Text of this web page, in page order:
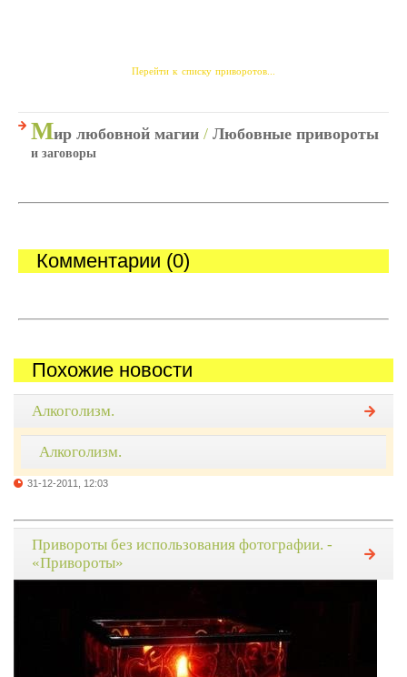
Перейти к списку приворотов...
Мир любовной магии / Любовные привороты
и заговоры
Комментарии (0)
Похожие новости
Алкоголизм.
Алкоголизм.
31-12-2011, 12:03
Привороты без использования фотографии. -
«Привороты»